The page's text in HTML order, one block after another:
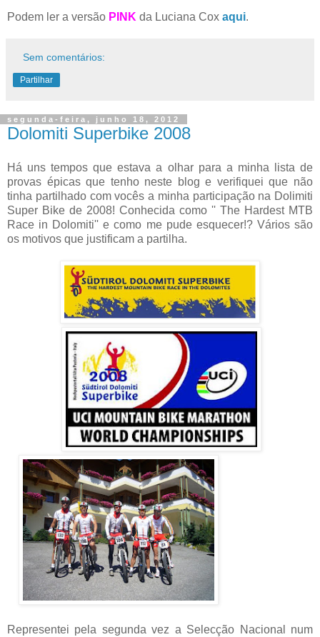
Podem ler a versão PINK da Luciana Cox aqui.
Sem comentários:
Partilhar
segunda-feira, junho 18, 2012
Dolomiti Superbike 2008
Há uns tempos que estava a olhar para a minha lista de
provas épicas que tenho neste blog e verifiquei que não
tinha partilhado com vocês a minha participação na Dolimiti
Super Bike de 2008! Conhecida como '' The Hardest MTB
Race in Dolomiti'' e como me pude esquecer!? Vários são
os motivos que justificam a partilha.
Representei pela segunda vez a Selecção Nacional num